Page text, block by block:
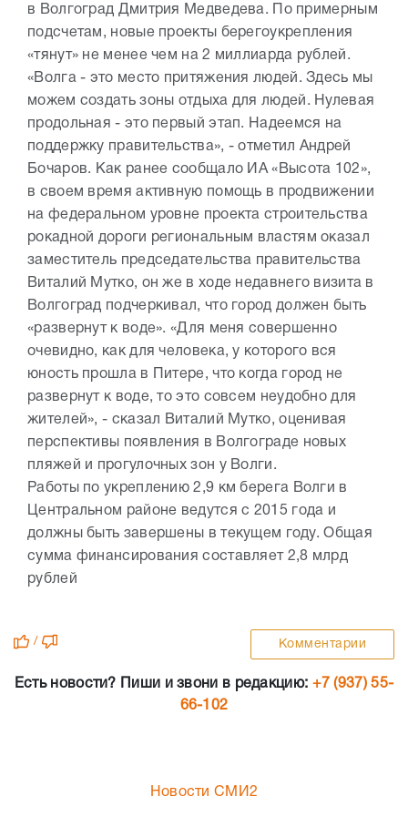
в Волгоград Дмитрия Медведева. По примерным
подсчетам, новые проекты берегоукрепления
«тянут» не менее чем на 2 миллиарда рублей.
«Волга - это место притяжения людей. Здесь мы
можем создать зоны отдыха для людей. Нулевая
продольная - это первый этап. Надеемся на
поддержку правительства», - отметил Андрей
Бочаров. Как ранее сообщало ИА «Высота 102»,
в своем время активную помощь в продвижении
на федеральном уровне проекта строительства
рокадной дороги региональным властям оказал
заместитель председательства правительства
Виталий Мутко, он же в ходе недавнего визита в
Волгоград подчеркивал, что город должен быть
«развернут к воде». «Для меня совершенно
очевидно, как для человека, у которого вся
юность прошла в Питере, что когда город не
развернут к воде, то это совсем неудобно для
жителей», - сказал Виталий Мутко, оценивая
перспективы появления в Волгограде новых
пляжей и прогулочных зон у Волги.
Работы по укреплению 2,9 км берега Волги в
Центральном районе ведутся с 2015 года и
должны быть завершены в текущем году. Общая
сумма финансирования составляет 2,8 млрд
рублей
/ Комментарии
Есть новости? Пиши и звони в редакцию: +7 (937) 55-
66-102
Новости СМИ2